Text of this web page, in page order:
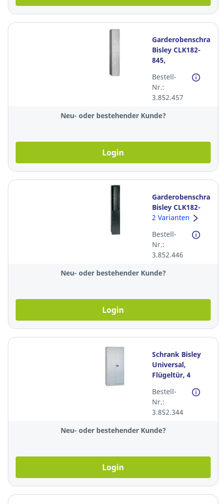
Garderobenschrank
Bisley CLK182-
845,
mm (BxTxH),
lichtgrau
Bestell-
Nr.:
3.852.457
Neu- oder bestehender Kunde?
Login
Garderobenschrank
Bisley CLK182-
833,
cm (BxTxH),
schwarz
2 Varianten
Bestell-
Nr.:
3.852.446
Neu- oder bestehender Kunde?
Login
Schrank Bisley
Universal,
Flügeltür, 4
91,4x40x195 cm
(BxTxH), grau
Bestell-
Nr.:
3.852.344
Neu- oder bestehender Kunde?
Login